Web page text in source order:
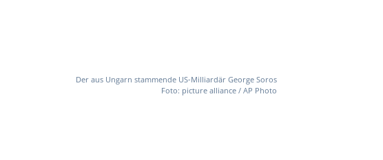
Der aus Ungarn stammende US-Milliardär George Soros
Foto: picture alliance / AP Photo